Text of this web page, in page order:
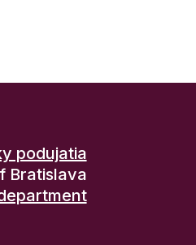
podujatia
Bratislava